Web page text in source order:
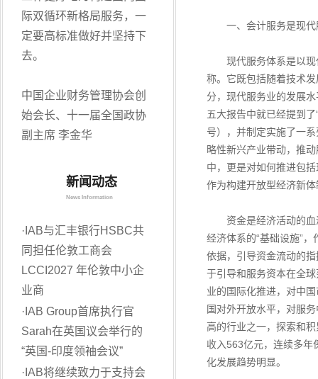
际双循环新格局服务，一
定要高标准做好并坚持下
去。
中国企业财务管理协会创
始会长、十一届全国政协
副主席 李金华
新闻动态
News Information
· IAB与汇丰银行HSBC共
同担任伦敦工商会
LCCI2027 年伦敦中小企
业商
· IAB Group首席执行官
Sarah在英国议会举行的
“英国-印度领袖会议”
· IAB将继续致力于支持会
一、会计服务是现代
现代服务体系是以现
称。它既包括随着技术
分，现代服务业的发展
五大报告中就已经提到
号），并制定实施了一
略性新兴产业带动，推
中，更是对如何推进包
作为构建开放型经济新
资金是经济活动的血
经济体系的“基础设施”
依据，引导资金流动的
于引导和服务资本在全
业的国际化推进，对中
国对外开放水平，对服
高的行业之一，探索和
收入563亿元，连续多年
化发展趋势明显。